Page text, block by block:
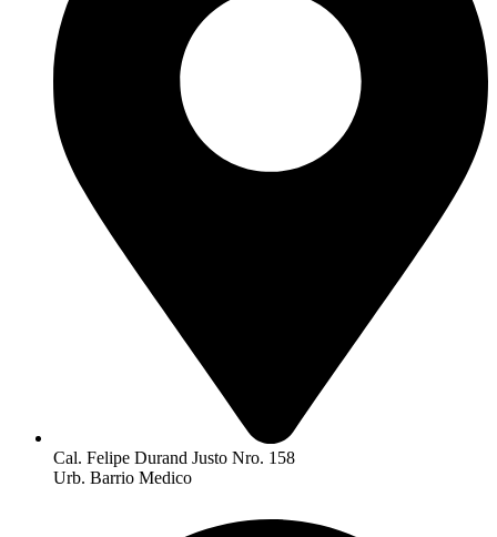
Cal. Felipe Durand Justo Nro. 158
Urb. Barrio Medico